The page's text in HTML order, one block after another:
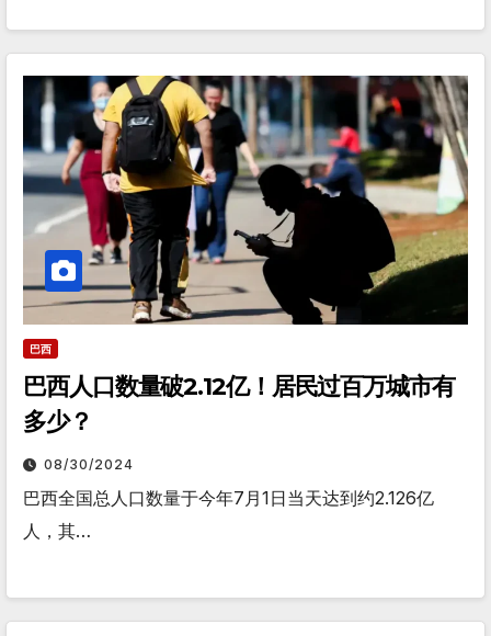
巴西
巴西人口数量破2.12亿！居民过百万城市有
多少？
08/30/2024
巴西全国总人口数量于今年7月1日当天达到约2.126亿
人，其…